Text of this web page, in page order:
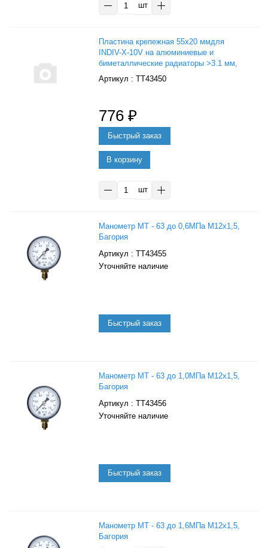
шт
Пластина крепежная 55х20 ммдля
INDIV-X-10V на алюминиевые и
биметаллические радиаторы >3.1 мм,
Danfoss 088H2245
: ТТ43450
776 ₽
В корзину
шт
Манометр МТ - 63 до 0,6МПа М12х1,5,
Багория
: ТТ43455
Уточняйте наличие
Манометр МТ - 63 до 1,0МПа М12х1,5,
Багория
: ТТ43456
Уточняйте наличие
Манометр МТ - 63 до 1,6МПа М12х1,5,
Багория